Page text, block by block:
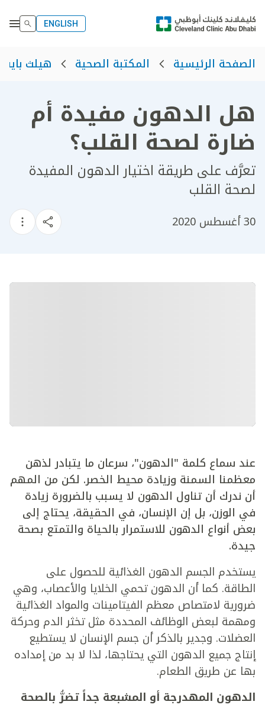
ENGLISH
الصفحة الرئيسية المكتبة الصحية هيلث بايت
هل الدهون مفيدة أم
ضارة لصحة القلب؟
تعرَّف على طريقة اختيار الدهون المفيدة
لصحة القلب
30 أغسطس 2020
عند سماع كلمة "الدهون"، سرعان ما يتبادر لذهن
معظمنا السمنة وزيادة محيط الخصر. لكن من المهم
أن ندرك أن تناول الدهون لا يسبب بالضرورة زيادة
في الوزن، بل إن الإنسان، في الحقيقة، يحتاج إلى
بعض أنواع الدهون للاستمرار بالحياة والتمتع بصحة
جيدة.
يستخدم الجسم الدهون الغذائية للحصول على
الطاقة. كما أن الدهون تحمي الخلايا والأعصاب، وهي
ضرورية لامتصاص معظم الفيتامينات والمواد الغذائية
ومهمة لبعض الوظائف المحددة مثل تخثر الدم وحركة
العضلات. وجدير بالذكر أن جسم الإنسان لا يستطيع
إنتاج جميع الدهون التي يحتاجها، لذا لا بد من إمداده
بها عن طريق الطعام.
الدهون المهدرجة أو المشبعة جداً تضرُّ بالصحة